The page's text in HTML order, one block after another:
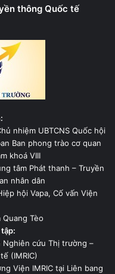
thông Quốc tế
nhiệm UBTCNS Quốc hội
Ban phong trào cơ quan
khoá VIII
tâm Phát thanh – Truyền
nhân dân
hội Vapa, Cố vấn Viện
Quang Tèo
Nghiên cứu Thị trường –
(IMRIC)
Viện IMRIC tại Liên bang